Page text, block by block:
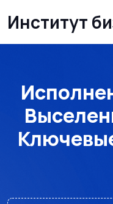
Институт